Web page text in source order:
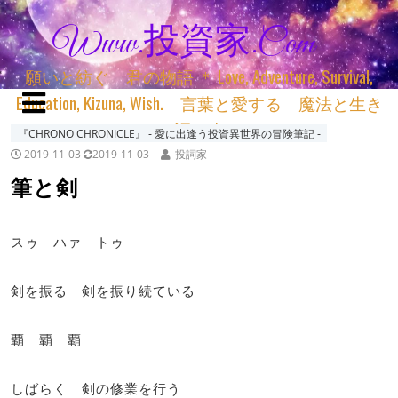
Www.投資家.com
願いと紡ぐ 君の物語 ＊ Love, Adventure, Survival,
Education, Kizuna, Wish. 言葉と愛する 魔法と生き
る 詞と生きる
『CHRONO CHRONICLE』 ‐ 愛に出逢う投資異世界の冒険筆記 ‐
2019-11-03
2019-11-03 投詞家
筆と剣
スゥ ハァ トゥ
剣を振る 剣を振り続ている
覇 覇 覇
しばらく 剣の修業を行う